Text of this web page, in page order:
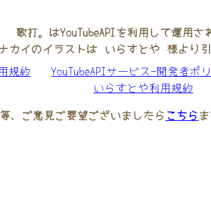
歌打。はYouTubeAPIを利用して運用さ
カイのイラストは いらすとや 様より
規約
YouTubeAPIサービス-開発者ポ
いらすとや利用規約
、ご意見ご要望ございましたら こちら